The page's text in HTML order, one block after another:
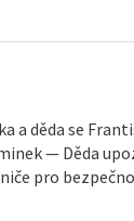
a děda se
— Děda
pro